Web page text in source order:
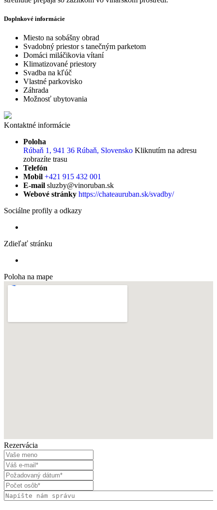
Doplnkové informácie
Miesto na sobášny obrad
Svadobný priestor s tanečným parketom
Domáci miláčikovia vítaní
Klimatizované priestory
Svadba na kľúč
Vlastné parkovisko
Záhrada
Možnosť ubytovania
Kontaktné informácie
Poloha
Rúbaň 1, 941 36 Rúbaň, Slovensko Kliknutím na adresu
zobrazíte trasu
Telefón
Mobil +421 915 432 001
E-mail sluzby@vinoruban.sk
Webové stránky https://chateauruban.sk/svadby/
Sociálne profily a odkazy
Zdieľať stránku
Poloha na mape
Rezervácia